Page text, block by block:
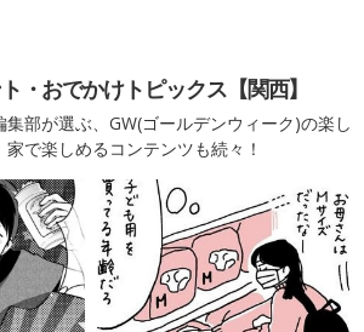
・おでかけトピックス【関西】
集部が選ぶ、GW(ゴールデンウィーク)の楽し
で楽しめるコンテンツも続々！